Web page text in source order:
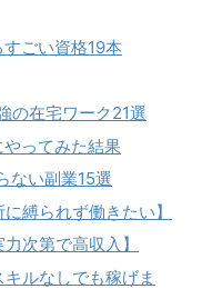
ごい資格19本
の在宅ワーク21選
ってみた結果
ない副業15選
縛られず働きたい】
次第で高収入】
ルなしでも稼げま